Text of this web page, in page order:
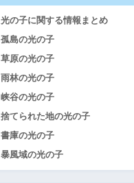
光の子に関する情報まとめ
孤島の光の子
草原の光の子
雨林の光の子
峡谷の光の子
捨てられた地の光の子
書庫の光の子
暴風域の光の子